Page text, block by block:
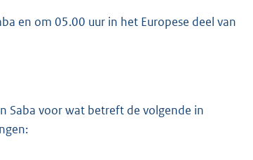
en om 05.00 uur in het Europese deel van
Saba voor wat betreft de volgende in